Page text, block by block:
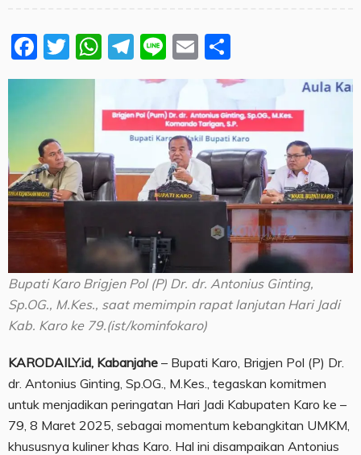
Facebook
Twitter
WhatsApp
Telegram
LineEmail
Bupati Karo Brigjen Pol (P) Dr. dr. Antonius Ginting,
Sp.OG., M.Kes., saat memimpin rapat lanjutan Hari Jadi
Kab. Karo ke 79.(ist/kominfokaro)
KARODAILY.id, Kabanjahe – Bupati Karo, Brigjen Pol (P) Dr.
dr. Antonius Ginting, Sp.OG., M.Kes., tegaskan komitmen
untuk menjadikan peringatan Hari Jadi Kabupaten Karo ke –
79, 8 Maret 2025, sebagai momentum kebangkitan UMKM,
khususnya kuliner khas Karo. Hal ini disampaikan Antonius